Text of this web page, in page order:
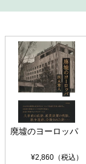
廃墟のヨーロッパ
¥2,860（税込）